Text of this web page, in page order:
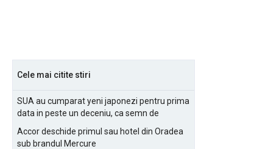
Cele mai citite stiri
SUA au cumparat yeni japonezi pentru prima
data in peste un deceniu, ca semn de
Accor deschide primul sau hotel din Oradea
sub brandul Mercure